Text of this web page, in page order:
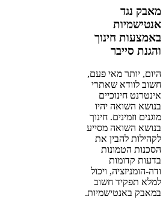
מאבק נגד
אנטישמיות
באמצעות חינוך
והגנת סייבר
היום, יותר מאי פעם,
חשוב לוודא שאתרי
אינטרנט חינוכיים
בנושא השואה יהיו
מוגנים וזמינים. חינוך
בנושא השואה מסייע
לקהילות להבין את
הסכנות הטמונות
בדעות קדומות
ודה-הומניזציה, ויכול
למלא תפקיד חשוב
במאבק באנטישמיות.